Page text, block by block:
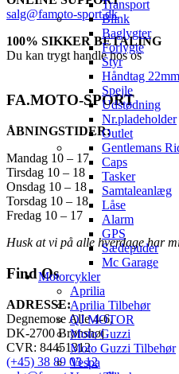
Transport
Blink
Baglygter
Forlygte
Styr
Håndtag 22mm
Spejle
Udstødning
Nr.pladeholder
Outlet
Gentlemans
Caps
Tasker
Samtaleanlæg
Låse
Alarm
GPS
Sædepuder
Mc Garage
Motorcykler
Aprilia
Aprilia Tilbehør
QJ MOTOR
Moto Guzzi
Moto Guzzi Tilbehør
Vespa
salg@famoto-sport.dk
100% SIKKER BETALING
Du kan trygt handle hos os
FA.MOTO-SPORT
ÅBNINGSTIDER:
Mandag 10 – 17
Tirsdag 10 – 18
Onsdag 10 – 18
Torsdag 10 – 18
Fredag 10 – 17
Husk at vi på alle hverdage har
Find Os
ADRESSE:
Degnemose Alle 4-6,
DK-2700 Brønshøj
CVR: 84451312
(+45) 38 89 03 12